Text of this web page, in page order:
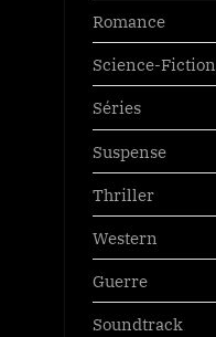
Romance
Science-Fiction
Séries
Suspense
Thriller
Western
Guerre
Soundtrack